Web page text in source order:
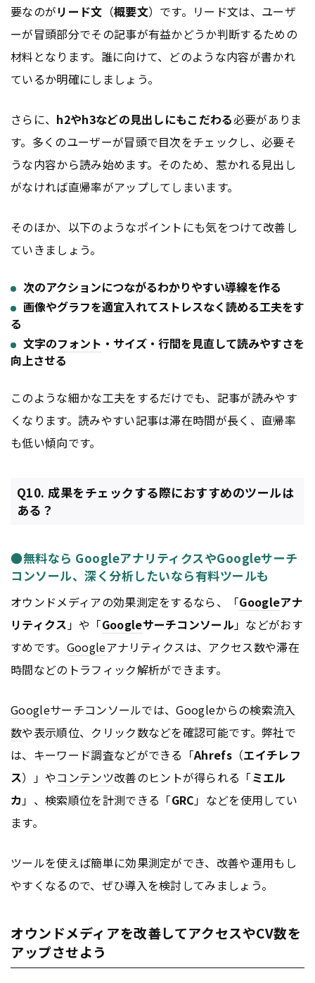
要なのがリード文 （概要文）です。リード文は、ユーザ
ーが冒頭部分でその記事が有益かどうか判断するための
材料となります。誰に向けて、どのような内容が書かれ
ているか明確にしましょう。
さらに、 h2やh3などの見出しにもこだわる必要がありま
す。多くのユーザーが冒頭で目次をチェックし、必要そ
うな内容から読み始めます。そのため、惹かれる見出し
がなければ直帰率がアップしてしまいます。
そのほか、以下のようなポイントにも気をつけて改善し
ていきましょう。
次のアクションにつながるわかりやすい導線を作る
画像やグラフを適宜入れてストレスなく読める工夫をす
る
文字のフォント ・サイズ・行間を見直して読みやすさを
向上させる
このような細かな工夫をするだけでも、記事が読みやす
くなります。読みやすい記事は滞在時間が長く、直帰率
も低い傾向です。
Q10. 成果をチェックする際におすすめのツールは
ある？
●無料なら GoogleアナリティクスやGoogleサーチ
コンソール、深く分析したいなら有料ツールも
オウンドメディアの効果測定をするなら、「Googleアナ
リティクス」や「Googleサーチコンソール」などがおす
すめです。 Googleアナリティクスは、アクセス数や滞在
時間などのトラフィック解析ができます。
Googleサーチコンソールでは、Googleからの検索流入
数や表示順位、クリック数などを確認可能です。弊社で
は、キーワード調査などができる「Ahrefs （エイチレフ
ス）」やコンテンツ改善のヒントが得られる「ミエル
カ」、検索順位を計測できる「GRC」などを使用してい
ます。
ツールを使えば簡単に効果測定ができ、改善や運用もし
やすくなるので、ぜひ導入を検討してみましょう。
オウンドメディアを改善してアクセスやCV数を
アップさせよう